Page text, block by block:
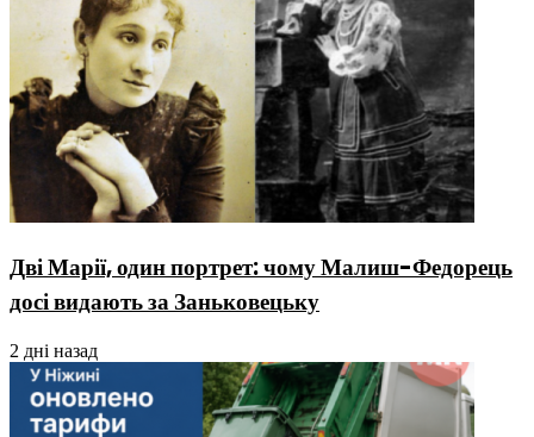
Дві Марії, один портрет: чому Малиш-Федорець
досі видають за Заньковецьку
2 дні назад